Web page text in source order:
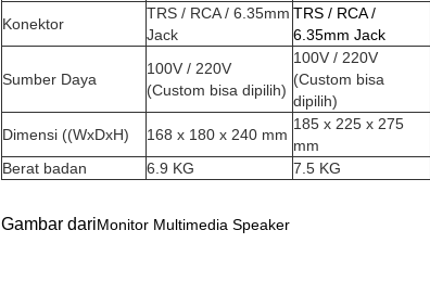
Konektor
TRS / RCA / 6.35mm
Jack
TRS / RCA /
6.35mm Jack
Sumber Daya
100V / 220V
(Custom bisa dipilih)
100V / 220V
(Custom bisa
dipilih)
Dimensi ((WxDxH)
168 x 180 x 240 mm
185 x 225 x 275
mm
Berat badan
6.9 KG 7.5 KG
Gambar dariMonitor Multimedia Speaker